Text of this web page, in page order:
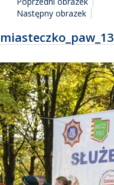
Następny obrazek
miasteczko_paw_13